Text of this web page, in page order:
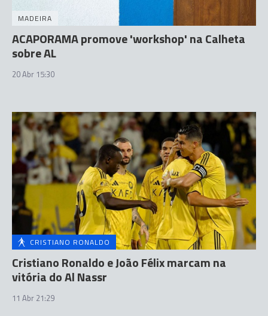
MADEIRA
ACAPORAMA promove 'workshop' na Calheta
sobre AL
20 Abr 15:30
CRISTIANO RONALDO
Cristiano Ronaldo e João Félix marcam na
vitória do Al Nassr
11 Abr 21:29